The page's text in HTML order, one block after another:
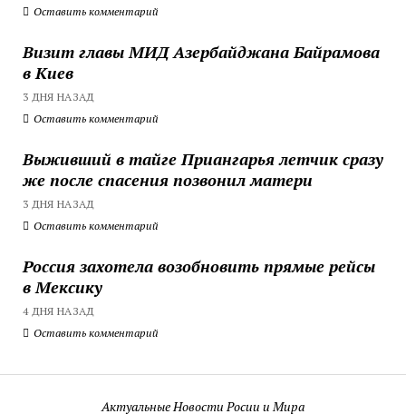
Оставить комментарий
Визит главы МИД Азербайджана Байрамова
в Киев
3 ДНЯ НАЗАД
Оставить комментарий
Выживший в тайге Приангарья летчик сразу
же после спасения позвонил матери
3 ДНЯ НАЗАД
Оставить комментарий
Россия захотела возобновить прямые рейсы
в Мексику
4 ДНЯ НАЗАД
Оставить комментарий
Актуальные Новости Росии и Мира